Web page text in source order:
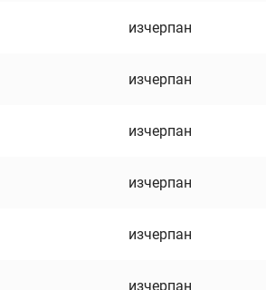
изчерпан
изчерпан
изчерпан
изчерпан
изчерпан
изчерпан